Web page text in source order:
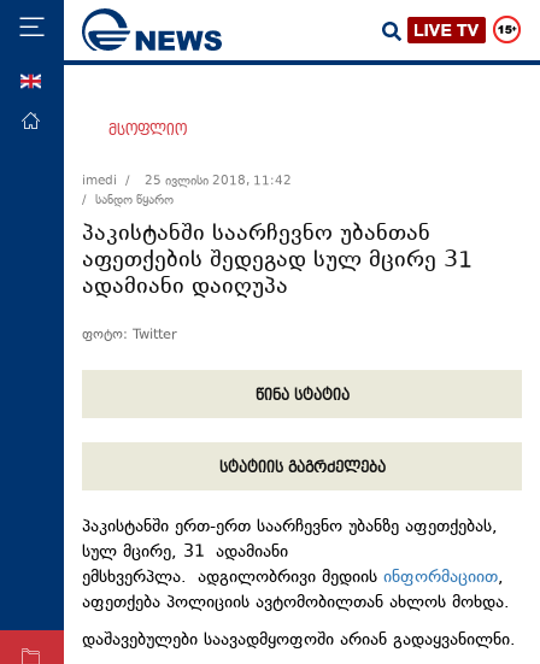
მთავარი
ეკონომიკა
მსოფლიო
ჯანდაცვა
რეგიონი
სპორტი
ტექნოლოგიები
ტაბლოიდი
მსოფლიო
imedi /
25 ივლისი 2018, 11:42
/ სანდო წყარო
პაკისტანში საარჩევნო უბანთან
აფეთქების შედეგად სულ მცირე 31
ადამიანი დაიღუპა
ფოტო: Twitter
წინა სტატია
სტატიის გაგრძელება
პაკისტანში ერთ-ერთ საარჩევნო უბანზე აფეთქებას,
სულ მცირე, 31 ადამიანი
ემსხვერპლა. ადგილობრივი მედიის ინფორმაციით,
აფეთქება პოლიციის ავტომობილთან ახლოს მოხდა.
დაშავებულები საავადმყოფოში არიან გადაყვანილნი.